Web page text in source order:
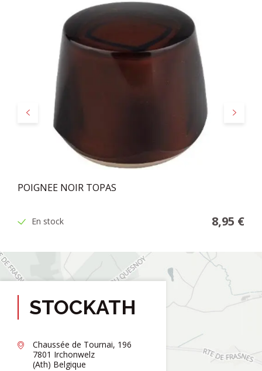
Précédent Suivant
POIGNEE NOIR TOPAS
En stock 8,95 €
STOCKATH
Chaussée de Tournai, 196
7801 Irchonwelz
(Ath) Belgique